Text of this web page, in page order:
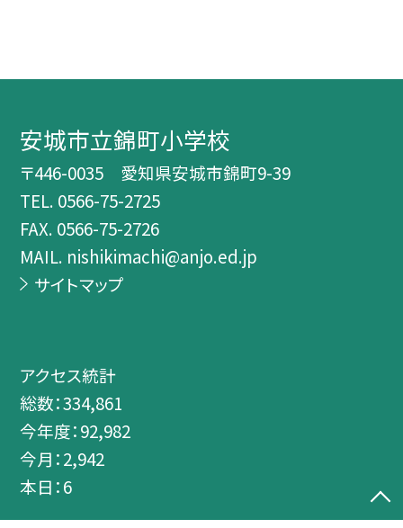
安城市立錦町小学校
〒446-0035 愛知県安城市錦町9-39
TEL. 0566-75-2725
FAX. 0566-75-2726
MAIL. nishikimachi@anjo.ed.jp
サイトマップ
アクセス統計
総数：334,861
今年度：92,982
今月：2,942
本日：6